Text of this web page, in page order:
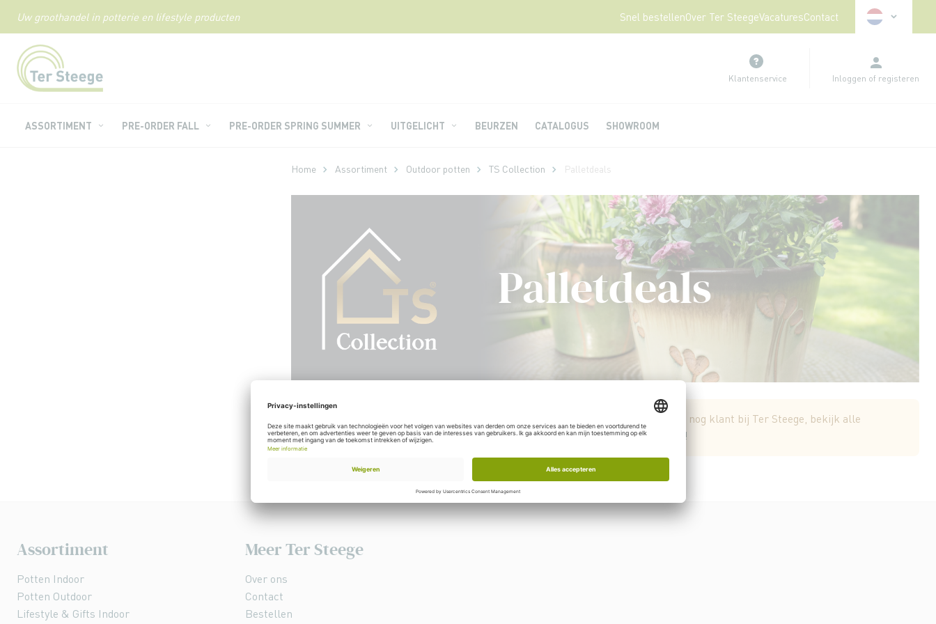
Uw groothandel in potterie en lifestyle producten Snel bestellenOver Ter SteegeVacaturesContact
Ga
naar
de
inhoud
Taal
Klantenservice Inloggen of registeren
ASSORTIMENT PRE-ORDER FALL PRE-ORDER SPRING SUMMER UITGELICHT BEURZEN CATALOGUS SHOWROOM
Home Assortiment Outdoor potten TS Collection Palletdeals
Palletdeals
Om onze volledige collecties te bekijken heeft u een inlog nodig. Word vandaag nog klant bij Ter Steege, bekijk alle
collecties en stel uw eigen assortiment samen voor uw winkel.Registreer nu!
Assortiment
Potten Indoor
Potten Outdoor
Lifestyle & Gifts Indoor
Meer Ter Steege
Over ons
Contact
Bestellen